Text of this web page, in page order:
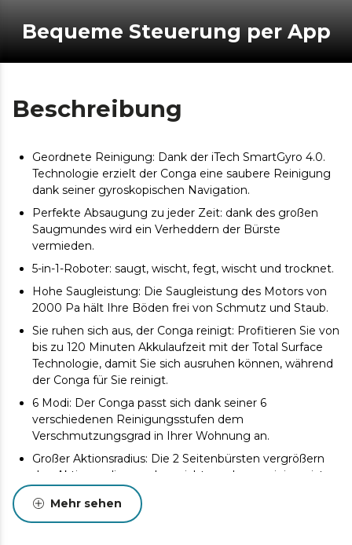
Bequeme Steuerung per App
Beschreibung
Geordnete Reinigung: Dank der iTech SmartGyro 4.0.
Technologie erzielt der Conga eine saubere Reinigung
dank seiner gyroskopischen Navigation.
Perfekte Absaugung zu jeder Zeit: dank des großen
Saugmundes wird ein Verheddern der Bürste
vermieden.
5-in-1-Roboter: saugt, wischt, fegt, wischt und trocknet.
Hohe Saugleistung: Die Saugleistung des Motors von
2000 Pa hält Ihre Böden frei von Schmutz und Staub.
Sie ruhen sich aus, der Conga reinigt: Profitieren Sie von
bis zu 120 Minuten Akkulaufzeit mit der Total Surface
Technologie, damit Sie sich ausruhen können, während
der Conga für Sie reinigt.
6 Modi: Der Conga passt sich dank seiner 6
verschiedenen Reinigungsstufen dem
Verschmutzungsgrad in Ihrer Wohnung an.
Großer Aktionsradius: Die 2 Seitenbürsten vergrößern
den Aktionsradius, so dass nichts mehr zu reinigen ist.
iWater: Intelligentes Schrubben mit 3
Wasserdurchflussstufen (Niedrig und Hoch)
Mehr sehen